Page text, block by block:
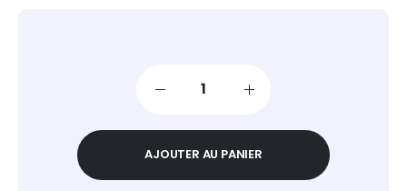
AJOUTER AU PANIER